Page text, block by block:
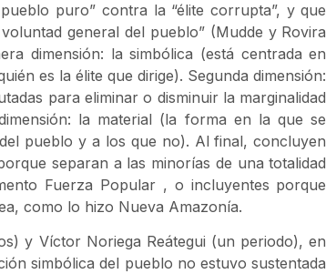
puro” contra la “élite corrupta”, y que
general del pueblo” (Mudde y Rovira
dimensión: la simbólica (está centrada en
es la élite que dirige). Segunda dimensión:
para eliminar o disminuir la marginalidad
la material (la forma en la que se
pueblo y a los que no). Al final, concluyen
separan a las minorías de una totalidad
Fuerza Popular , o incluyentes porque
como lo hizo Nueva Amazonía.
y Víctor Noriega Reátegui (un periodo), en
simbólica del pueblo no estuvo sustentada